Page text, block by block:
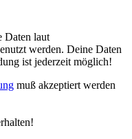
Daten laut
werden. Deine Daten
ist jederzeit möglich!
muß akzeptiert werden